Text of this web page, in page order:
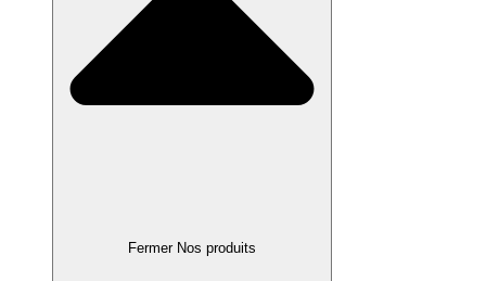
Fermer Nos produits